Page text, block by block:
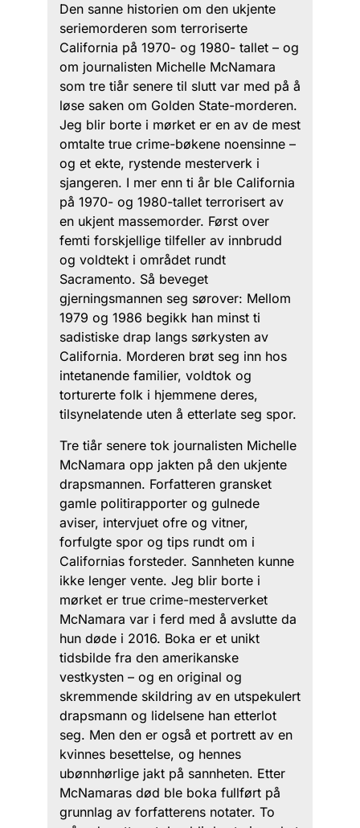
Den sanne historien om den ukjente
seriemorderen som terroriserte
California på 1970- og 1980- tallet – og
om journalisten Michelle McNamara
som tre tiår senere til slutt var med på å
løse saken om Golden State-morderen.
Jeg blir borte i mørket er en av de mest
omtalte true crime-bøkene noensinne –
og et ekte, rystende mesterverk i
sjangeren. I mer enn ti år ble California
på 1970- og 1980-tallet terrorisert av
en ukjent massemorder. Først over
femti forskjellige tilfeller av innbrudd
og voldtekt i området rundt
Sacramento. Så beveget
gjerningsmannen seg sørover: Mellom
1979 og 1986 begikk han minst ti
sadistiske drap langs sørkysten av
California. Morderen brøt seg inn hos
intetanende familier, voldtok og
torturerte folk i hjemmene deres,
tilsynelatende uten å etterlate seg spor.
Tre tiår senere tok journalisten Michelle
McNamara opp jakten på den ukjente
drapsmannen. Forfatteren gransket
gamle politirapporter og gulnede
aviser, intervjuet ofre og vitner,
forfulgte spor og tips rundt om i
Californias forsteder. Sannheten kunne
ikke lenger vente. Jeg blir borte i
mørket er true crime-mesterverket
McNamara var i ferd med å avslutte da
hun døde i 2016. Boka er et unikt
tidsbilde fra den amerikanske
vestkysten – og en original og
skremmende skildring av en utspekulert
drapsmann og lidelsene han etterlot
seg. Men den er også et portrett av en
kvinnes besettelse, og hennes
ubønnhørlige jakt på sannheten. Etter
McNamaras død ble boka fullført på
grunnlag av forfatterens notater. To